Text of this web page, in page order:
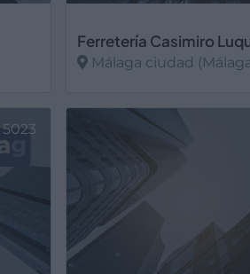
Ferretería Casimiro
Málaga ciudad
5023